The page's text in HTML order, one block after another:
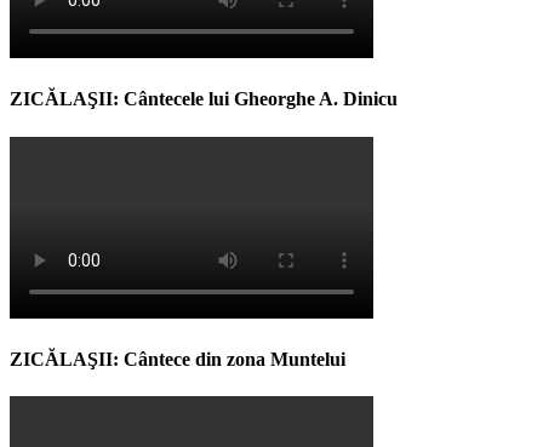
ZICĂLAŞII: Cântecele lui Gheorghe A. Dinicu
ZICĂLAŞII: Cântece din zona Muntelui